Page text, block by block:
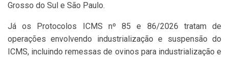
Grosso do Sul e São Paulo.
Já os Protocolos ICMS nº 85 e 86/2026 tratam de
operações envolvendo industrialização e suspensão do
ICMS, incluindo remessas de ovinos para industrialização e